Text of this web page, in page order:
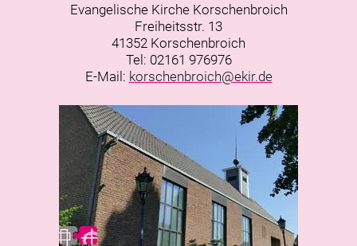
Evangelische Kirche Korschenbroich
Freiheitsstr. 13
41352 Korschenbroich
Tel: 02161 976976
E-Mail: korschenbroich@ekir.de